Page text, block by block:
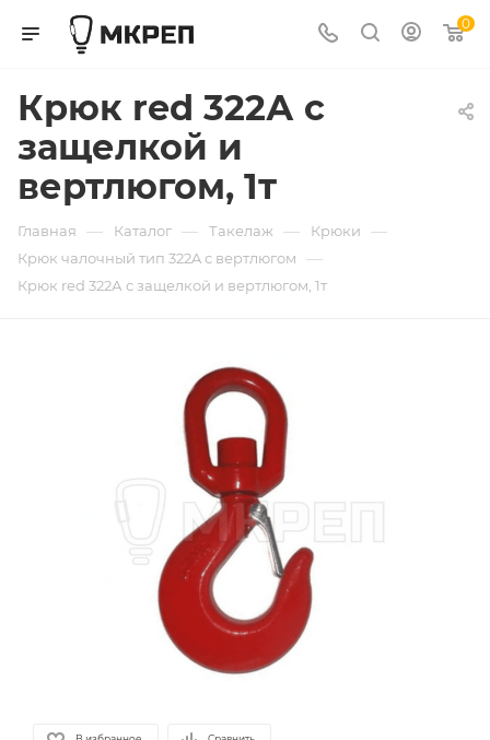
0
Крюк red 322А с
защелкой и
вертлюгом, 1т
Главная — Каталог — Такелаж — Крюки —
Крюк чалочный тип 322A с вертлюгом —
Крюк red 322А с защелкой и вертлюгом, 1т